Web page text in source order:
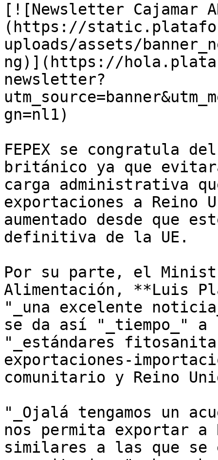
[![Newsletter Cajamar
(https://
uploads/assets/
ng)](https://
newsletter?
gn=nl1)
FEPEX se congratula
británico ya que
carga administrativa
exportaciones a Reino
aumentado desde que
definitiva de la UE.
Por su parte, el
Alimentación, **Luis
"_una excelente
se da así "_tiempo_" a
"_estándares
exportaciones-
comunitario y Reino
"_Ojalá tengamos un
nos permita exportar a
similares a las que se